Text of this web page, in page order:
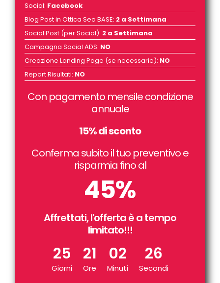
Social: Facebook
Blog Post in Ottica Seo BASE: 2 a Settimana
Social Post (per Social): 2 a Settimana
Campagna Social ADS: NO
Creazione Landing Page (se necessarie): NO
Report Risultati: NO
Con pagamento mensile condizione
annuale
15% di sconto
Conferma subito il tuo preventivo e
risparmia fino al
45%
Affrettati, l'offerta è a tempo
limitato!!!
25
Giorni
21
Ore
02
Minuti
25
Secondi